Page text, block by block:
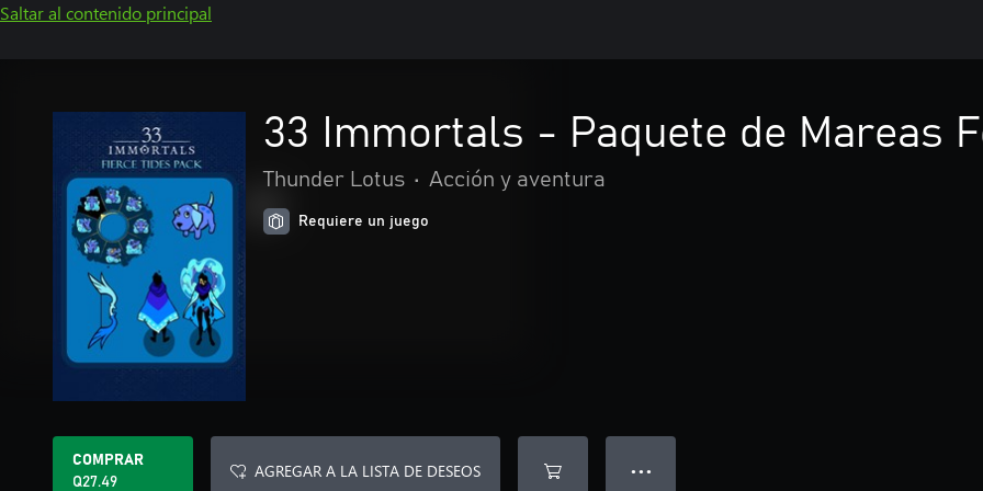
Saltar al contenido principal
33 Immortals - Paquete de Mareas
Thunder Lotus • Acción y aventura
Requiere un juego
COMPRAR
Q27.49
AGREGAR A LA LISTA DE DESEOS ● ● ●